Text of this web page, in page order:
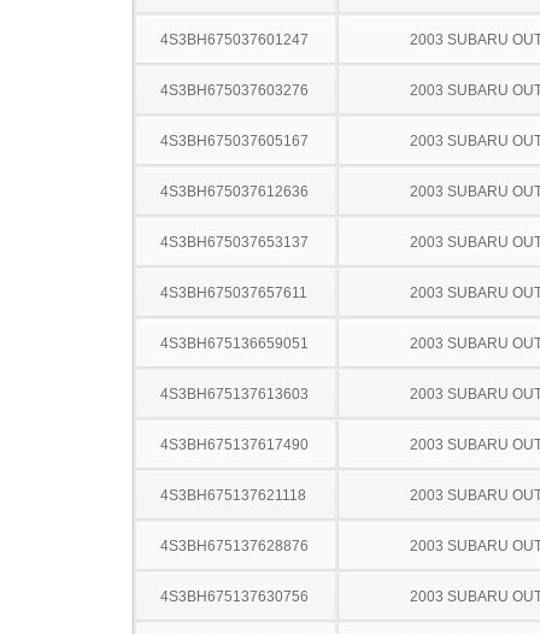
4S3BH675037601247 2003 SUBARU
4S3BH675037603276 2003 SUBARU
4S3BH675037605167 2003 SUBARU
4S3BH675037612636 2003 SUBARU
4S3BH675037653137 2003 SUBARU
4S3BH675037657611 2003 SUBARU
4S3BH675136659051 2003 SUBARU
4S3BH675137613603 2003 SUBARU
4S3BH675137617490 2003 SUBARU
4S3BH675137621118 2003 SUBARU
4S3BH675137628876 2003 SUBARU
4S3BH675137630756 2003 SUBARU